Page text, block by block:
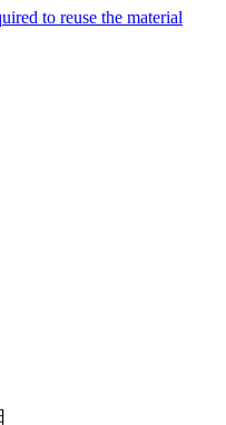
to reuse the material